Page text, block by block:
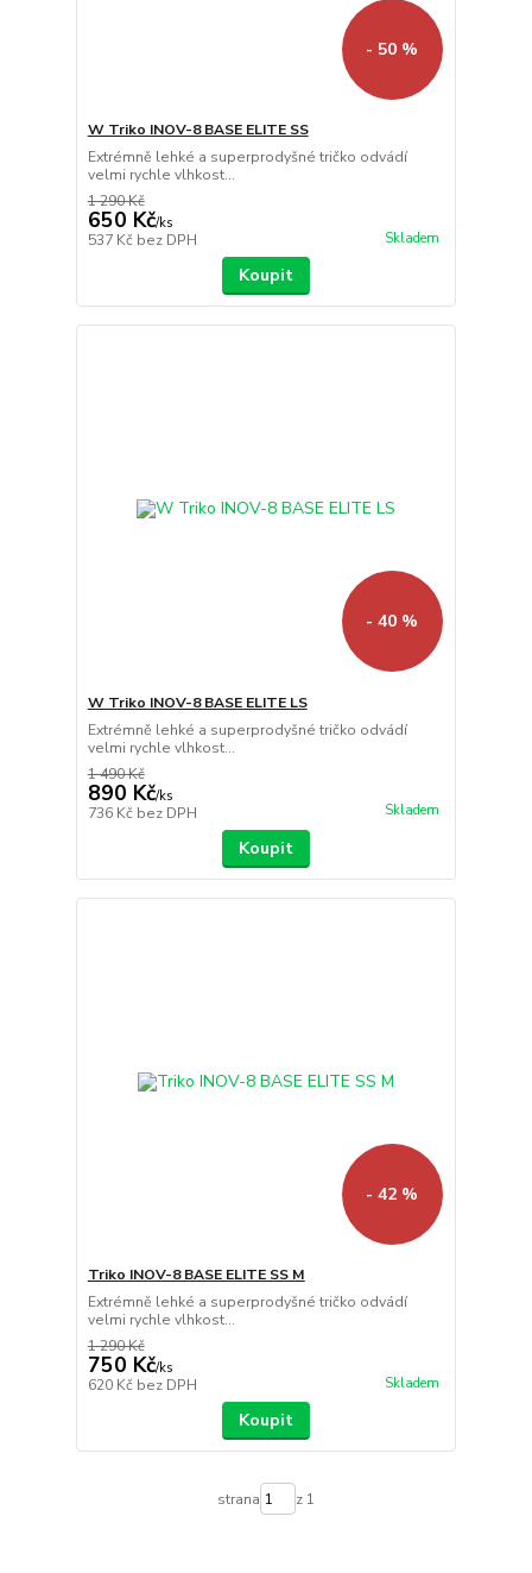
- 50 %
W Triko INOV-8 BASE ELITE SS
Extrémně lehké a superprodyšné tričko odvádí
velmi rychle vlhkost...
1 290 Kč
650 Kč/ks
537 Kč bez DPH Skladem
Koupit
- 40 %
W Triko INOV-8 BASE ELITE LS
Extrémně lehké a superprodyšné tričko odvádí
velmi rychle vlhkost...
1 490 Kč
890 Kč/ks
736 Kč bez DPH Skladem
Koupit
- 42 %
Triko INOV-8 BASE ELITE SS M
Extrémně lehké a superprodyšné tričko odvádí
velmi rychle vlhkost...
1 290 Kč
750 Kč/ks
620 Kč bez DPH Skladem
Koupit
strana z 1